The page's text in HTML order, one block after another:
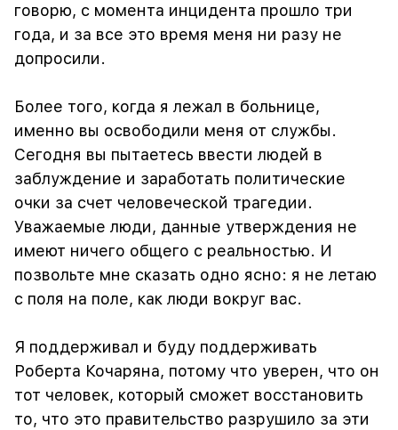
говорю, с момента инцидента прошло три
года, и за все это время меня ни разу не
допросили.
Более того, когда я лежал в больнице,
именно вы освободили меня от службы.
Сегодня вы пытаетесь ввести людей в
заблуждение и заработать политические
очки за счет человеческой трагедии.
Уважаемые люди, данные утверждения не
имеют ничего общего с реальностью. И
позвольте мне сказать одно ясно: я не летаю
с поля на поле, как люди вокруг вас.
Я поддерживал и буду поддерживать
Роберта Кочаряна, потому что уверен, что он
тот человек, который сможет восстановить
то, что это правительство разрушило за эти